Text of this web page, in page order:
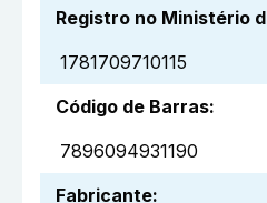
Registro no Ministério
1781709710115
Código de Barras:
7896094931190
Fabricante: